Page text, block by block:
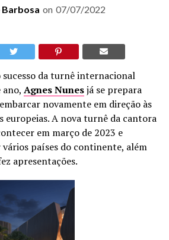
Barbosa on 07/07/2022
sucesso da turnê internacional
ano,Agnes Nunesjá se prepara
novamente em direção às
europeias. A nova turnê da cantora
em março de 2023 e
países do continente, além
apresentações.